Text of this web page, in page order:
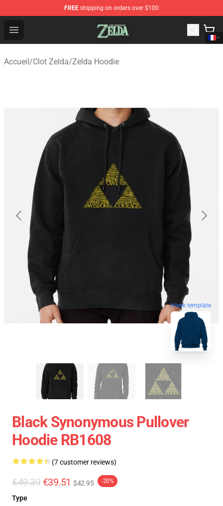
FREE shipping on orders over $100
Open menu
The Legend of Zelda Store - Official The Legend of
Accueil/Clot Zelda/Zelda Hoodie
blank template
Black Synonymous Pullover
Hoodie RB1608
(7 customer reviews)
€49.39 €39.51 $42.95 -20%
Type